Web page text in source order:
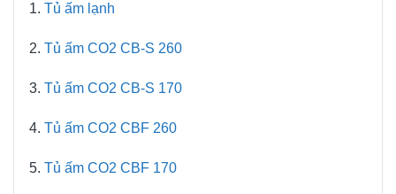
Tủ ấm lạnh
Tủ ấm CO2 CB-S 260
Tủ ấm CO2 CB-S 170
Tủ ấm CO2 CBF 260
Tủ ấm CO2 CBF 170